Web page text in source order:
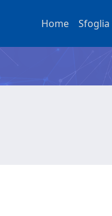
Home Sfoglia